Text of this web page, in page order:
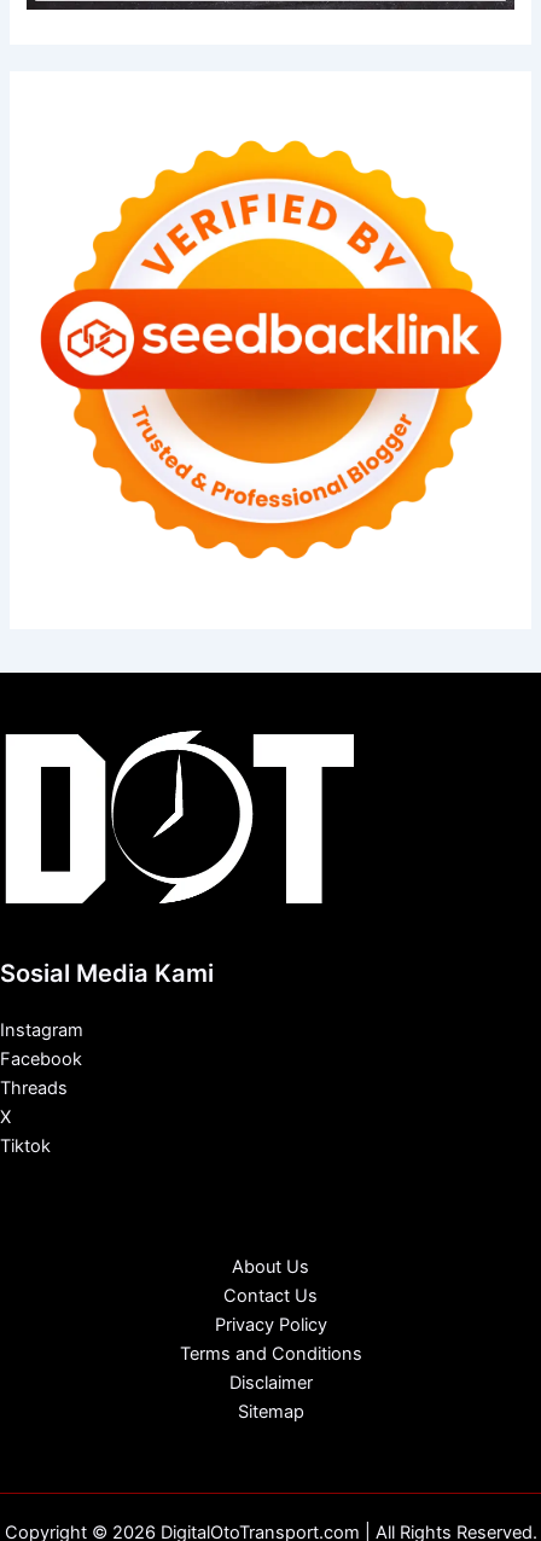
Sosial Media Kami
Instagram
Facebook
Threads
X
Tiktok
About Us
Contact Us
Privacy Policy
Terms and Conditions
Disclaimer
Sitemap
Copyright © 2026 DigitalOtoTransport.com | All Rights Reserved.